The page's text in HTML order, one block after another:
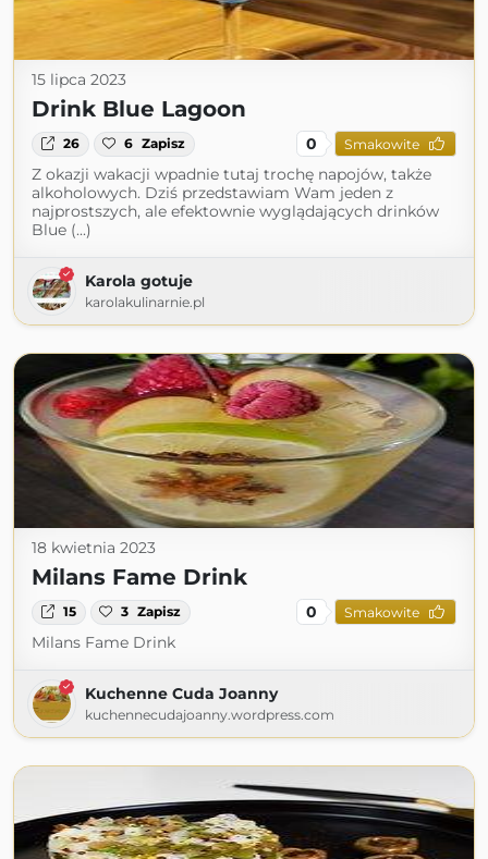
15 lipca 2023
Drink Blue Lagoon
26 6 Zapisz 0 Smakowite
Z okazji wakacji wpadnie tutaj trochę napojów, także
alkoholowych. Dziś przedstawiam Wam jeden z
najprostszych, ale efektownie wyglądających drinków
Blue (...)
Karola gotuje
karolakulinarnie.pl
18 kwietnia 2023
Milans Fame Drink
15 3 Zapisz 0 Smakowite
Milans Fame Drink
Kuchenne Cuda Joanny
kuchennecudajoanny.wordpress.com